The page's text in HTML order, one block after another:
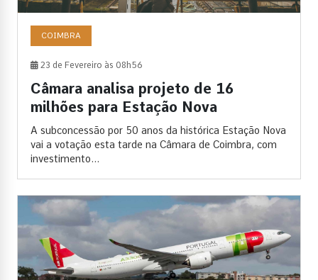
COIMBRA
23 de Fevereiro às 08h56
Câmara analisa projeto de 16
milhões para Estação Nova
A subconcessão por 50 anos da histórica Estação Nova
vai a votação esta tarde na Câmara de Coimbra, com
investimento...